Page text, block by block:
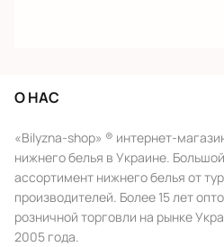
О НАС
«Bilyzna-shop» ® интернет-
нижнего белья в Украине. Большой
ассортимент нижнего белья от
производителей. Более 15 лет
розничной торговли на рынке
2005 года.